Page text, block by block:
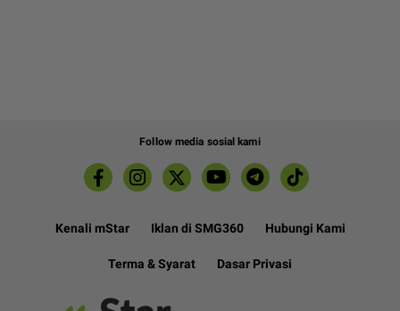
Follow media sosial kami
Kenali mStar Iklan di SMG360 Hubungi Kami
Terma & Syarat Dasar Privasi